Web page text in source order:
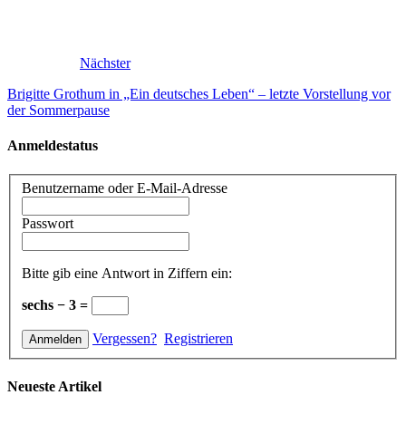
Nächster
Brigitte Grothum in „Ein deutsches Leben“ – letzte Vorstellung vor
der Sommerpause
Anmeldestatus
Benutzername oder E-Mail-Adresse
Passwort
Bitte gib eine Antwort in Ziffern ein:
sechs − 3 =
Vergessen? Registrieren
Neueste Artikel